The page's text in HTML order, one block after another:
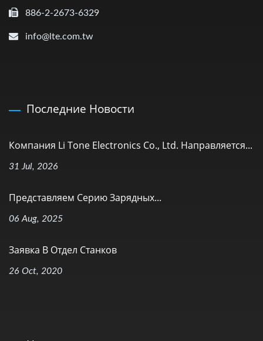
886-2-2673-6329
info@lte.com.tw
Последние Новости
Компания Li Tone Electronics Co., Ltd. Направляется...
31 Jul, 2026
Представляем Серию Зарядных...
06 Aug, 2025
Заявка В Отдел Станков
26 Oct, 2020